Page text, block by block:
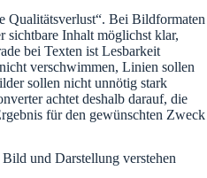
Qualitätsverlust“. Bei Bildformaten
sichtbare Inhalt möglichst klar,
bei Texten ist Lesbarkeit
verschwimmen, Linien sollen
sollen nicht unnötig stark
achtet deshalb darauf, die
für den gewünschten Zweck
und Darstellung verstehen